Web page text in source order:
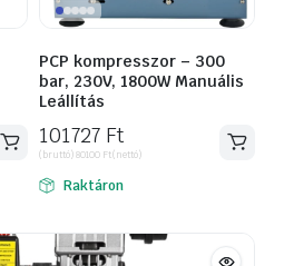
PCP kompresszor – 300
bar, 230V, 1800W Manuális
Leállítás
101727 Ft
(bruttó)80100 Ft(nettó)
Raktáron